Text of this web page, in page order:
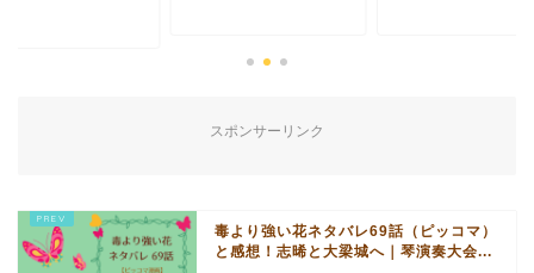
スポンサーリンク
毒より強い花ネタバレ69話（ピッコマ）
と感想！志晞と大梁城へ｜琴演奏大会...